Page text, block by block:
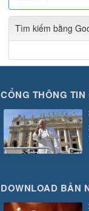
Tìm kiếm bằng
CỔNG THÔNG TIN
DOWNLOAD BẢN